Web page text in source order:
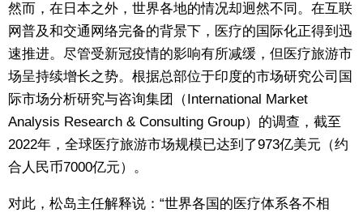
然而，在日本之外，世界各地的情况却迥然不同。在互联
网普及和交通网络完备的背景下，医疗的国际化正得到迅
速推进。尽管受新冠疫情的影响有所减缓，但医疗旅游市
场呈持续增长之势。根据总部位于印度的市场研究公司国
际市场分析研究与咨询集团（International Market
Analysis Research & Consulting Group）的调查，截至
2022年，全球医疗旅游市场规模已达到了973亿美元（约
合人民币7000亿元）。
对此，松岛主任解释说：“世界各国的医疗体系各不相